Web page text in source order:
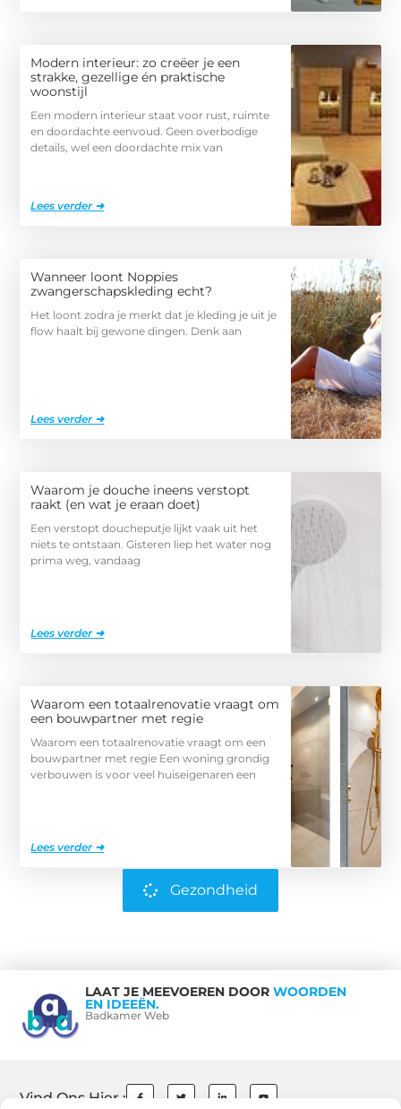
Modern interieur: zo creëer je een
strakke, gezellige én praktische
woonstijl
Een modern interieur staat voor rust, ruimte
en doordachte eenvoud. Geen overbodige
details, wel een doordachte mix van
Lees verder ➜
Wanneer loont Noppies
zwangerschapskleding echt?
Het loont zodra je merkt dat je kleding je uit je
flow haalt bij gewone dingen. Denk aan
Lees verder ➜
Waarom je douche ineens verstopt
raakt (en wat je eraan doet)
Een verstopt doucheputje lijkt vaak uit het
niets te ontstaan. Gisteren liep het water nog
prima weg, vandaag
Lees verder ➜
Waarom een totaalrenovatie vraagt om
een bouwpartner met regie
Waarom een totaalrenovatie vraagt om een
bouwpartner met regie Een woning grondig
verbouwen is voor veel huiseigenaren een
Lees verder ➜
Gezondheid
LAAT JE MEEVOEREN DOOR WOORDEN
EN IDEEËN.
Badkamer Web
Vind Ons Hier :